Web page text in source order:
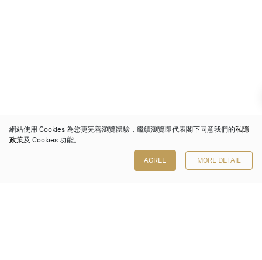
網站使用 Cookies 為您更完善瀏覽體驗，繼續瀏覽即代表閣下同意我們的私隱
政策及 Cookies 功能。
AGREE MORE DETAIL